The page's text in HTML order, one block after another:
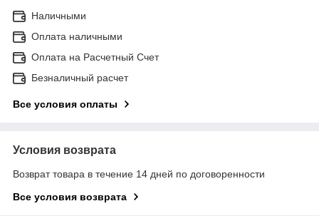
Наличными
Оплата наличными
Оплата на Расчетный Счет
Безналичный расчет
Все условия оплаты
Условия возврата
Возврат товара в течение 14 дней по договоренности
Все условия возврата